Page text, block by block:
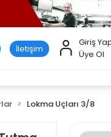
İletişim
Giriş
Üye Ol
Lokma Uçları 3/8